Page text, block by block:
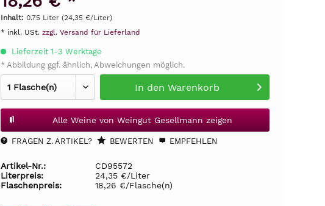
Inhalt: 0.75 Liter (24,35 €/Liter)
* inkl. USt. zzgl. Versand für Lieferland
Lieferzeit 1-3 Werktage
* Abbildung ggf. ähnlich, Abweichungen möglich.
In den Warenkorb
Alle Weine von Weingut Gesellmann zeigen
FRAGEN Z. ARTIKEL? BEWERTEN EMPFEHLEN
Artikel-Nr.:
CD95572
Literpreis:
24,35 €/Liter
Flaschenpreis:
18,26 €/Flasche(n)